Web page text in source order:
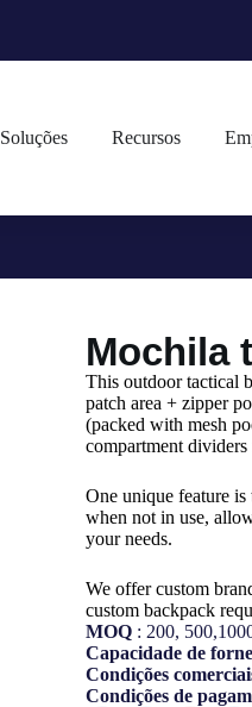
Soluções Recursos
Mochila
This outdoor tactical
patch area + zipper
(packed with mesh
compartment
One unique feature
when not in use,
your needs.
We offer custom
custom backpack
MOQ: 200,
Capacidade de
Condições
Condições de